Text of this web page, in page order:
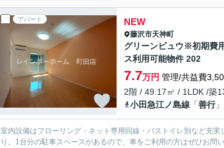
アパート NEW
藤沢市天神町
グリーンビュウ※初期費
ス利用可能物件 202
7.7万円 管理/共益費
2階 / 49.17㎡ / 1LDK /築
小田急江ノ島線 「善行
室内設備はフローリング・ネット専用回線・バストイレ別など充
り。1台分の駐車スペースがあるので、車をご利用の方はぜひお